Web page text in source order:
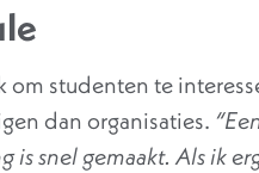
om studenten te
dan organisaties.
is snel gemaakt. Als ik